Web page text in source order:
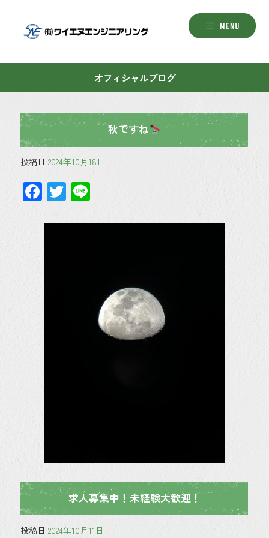
オフィシャルブログ
秋ですね
投稿日 2024年10月18日
F
ac
e
o
T
wi
tt
Li
求人募集中！未経験大歓迎！
投稿日 2024年10月11日